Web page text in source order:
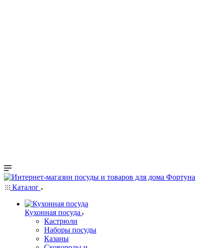
Каталог
Кухонная посуда
Кастрюли
Наборы посуды
Казаны